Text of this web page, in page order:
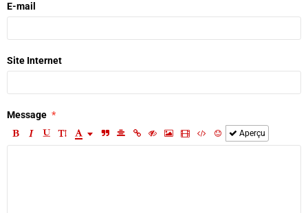
E-mail
Site Internet
Message
Aperçu